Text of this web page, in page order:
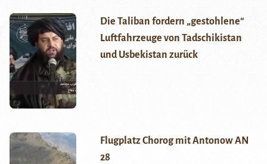
Die Taliban fordern „gestohlene“
Luftfahrzeuge von Tadschikistan
und Usbekistan zurück
Flugplatz Chorog mit Antonow AN
28